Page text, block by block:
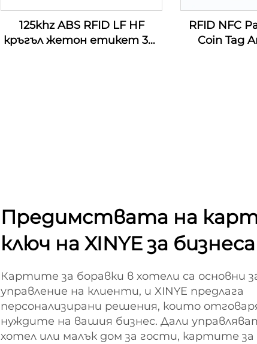
125khz ABS RFID LF HF
кръгъл жетон етикет 3m
RFID NFC
Coin Tag
Предимствата на
ключ на XINYE за
Картите за боравки в хотели са основни
управление на клиенти, и XINYE предлага
персонализирани решения, които
нуждите на вашия бизнес. Дали
хотел или малък дом за гости, картите за